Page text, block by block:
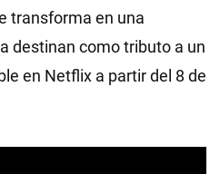
transforma en una
destinan como tributo a un
en Netflix a partir del 8 de